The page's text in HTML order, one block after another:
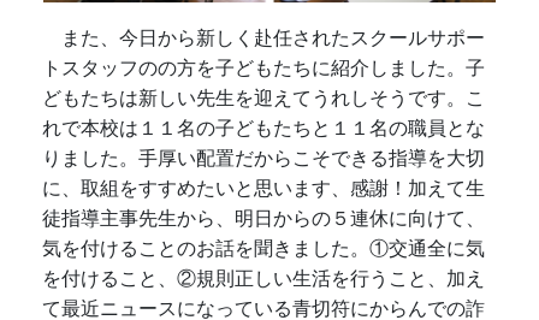
また、今日から新しく赴任されたスクールサポー
トスタッフのの方を子どもたちに紹介しました。子
どもたちは新しい先生を迎えてうれしそうです。こ
れで本校は１１名の子どもたちと１１名の職員とな
りました。手厚い配置だからこそできる指導を大切
に、取組をすすめたいと思います、感謝！加えて生
徒指導主事先生から、明日からの５連休に向けて、
気を付けることのお話を聞きました。①交通全に気
を付けること、②規則正しい生活を行うこと、加え
て最近ニュースになっている青切符にからんでの詐